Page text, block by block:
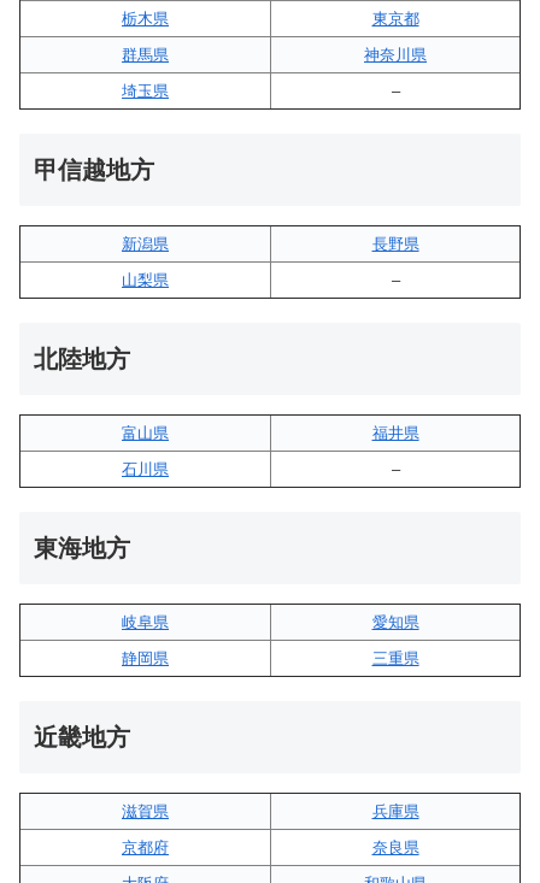
栃木県
東京都
群馬県
神奈川県
埼玉県
–
甲信越地方
新潟県
長野県
山梨県
–
北陸地方
富山県
福井県
石川県
–
東海地方
岐阜県
愛知県
静岡県
三重県
近畿地方
滋賀県
兵庫県
京都府
奈良県